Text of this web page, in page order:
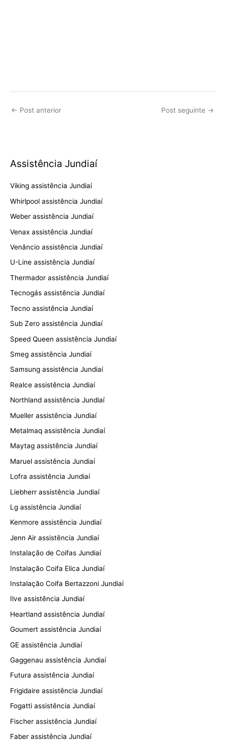
← Post anterior Post seguinte →
Assistência Jundiaí
Viking assistência Jundiaí
Whirlpool assistência Jundiaí
Weber assistência Jundiaí
Venax assistência Jundiaí
Venâncio assistência Jundiaí
U-Line assistência Jundiaí
Thermador assistência Jundiaí
Tecnogás assistência Jundiaí
Tecno assistência Jundiaí
Sub Zero assistência Jundiaí
Speed Queen assistência Jundiaí
Smeg assistência Jundiaí
Samsung assistência Jundiaí
Realce assistência Jundiaí
Northland assistência Jundiaí
Mueller assistência Jundiaí
Metalmaq assistência Jundiaí
Maytag assistência Jundiaí
Maruel assistência Jundiaí
Lofra assistência Jundiaí
Liebherr assistência Jundiaí
Lg assistência Jundiaí
Kenmore assistência Jundiaí
Jenn Air assistência Jundiaí
Instalação de Coifas Jundiaí
Instalação Coifa Elica Jundiaí
Instalação Coifa Bertazzoni Jundiaí
Ilve assistência Jundiaí
Heartland assistência Jundiaí
Goumert assistência Jundiaí
GE assistência Jundiaí
Gaggenau assistência Jundiaí
Futura assistência Jundiaí
Frigidaire assistência Jundiaí
Fogatti assistência Jundiaí
Fischer assistência Jundiaí
Faber assistência Jundiaí